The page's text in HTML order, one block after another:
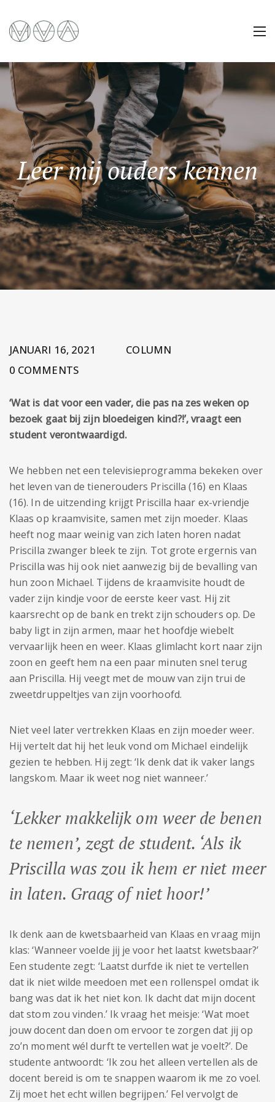
Leer mij ouders kennen
JANUARI 16, 2021
COLUMN
0 COMMENTS
‘Wat is dat voor een vader, die pas na zes weken op
bezoek gaat bij zijn bloedeigen kind?!’, vraagt een
student verontwaardigd.
We hebben net een televisieprogramma bekeken over
het leven van de tienerouders Priscilla (16) en Klaas
(16). In de uitzending krijgt Priscilla haar ex-vriendje
Klaas op kraamvisite, samen met zijn moeder. Klaas
heeft nog maar weinig van zich laten horen nadat
Priscilla zwanger bleek te zijn. Tot grote ergernis van
Priscilla was hij ook niet aanwezig bij de bevalling van
hun zoon Michael. Tijdens de kraamvisite houdt de
vader zijn kindje voor de eerste keer vast. Hij zit
kaarsrecht op de bank en trekt zijn schouders op. De
baby ligt in zijn armen, maar het hoofdje wiebelt
vervaarlijk heen en weer. Klaas glimlacht kort naar zijn
zoon en geeft hem na een paar minuten snel terug
aan Priscilla. Hij veegt met de mouw van zijn trui de
zweetdruppeltjes van zijn voorhoofd.
Niet veel later vertrekken Klaas en zijn moeder weer.
Hij vertelt dat hij het leuk vond om Michael eindelijk
gezien te hebben. Hij zegt: ‘Ik denk dat ik vaker langs
langskom. Maar ik weet nog niet wanneer.’
‘Lekker makkelijk om weer de benen
te nemen’, zegt de student. ‘Als ik
Priscilla was zou ik hem er niet meer
in laten. Graag of niet hoor!’
Ik denk aan de kwetsbaarheid van Klaas en vraag mijn
klas: ‘Wanneer voelde jij je voor het laatst kwetsbaar?’
Een studente zegt: ‘Laatst durfde ik niet te vertellen
dat ik niet wilde meedoen met een rollenspel omdat ik
bang was dat ik het niet kon. Ik dacht dat mijn docent
dat stom zou vinden.’ Ik vraag het meisje: ‘Wat moet
jouw docent dan doen om ervoor te zorgen dat jij op
zo’n moment wél durft te vertellen wat je voelt?’. De
studente antwoordt: ‘Ik zou het alleen vertellen als de
docent bereid is om te snappen waarom ik me zo voel.
Zij moet het echt willen begrijpen.’ Fel vervolgt de